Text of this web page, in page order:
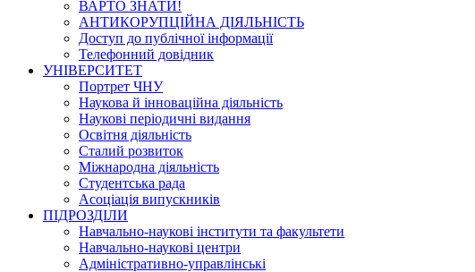
ВАРТО ЗНАТИ!
АНТИКОРУПЦІЙНА ДІЯЛЬНІСТЬ
Доступ до публічної інформації
Телефонний довідник
УНІВЕРСИТЕТ
Портрет ЧНУ
Наукова й інноваційна діяльність
Наукові періодичні видання
Освітня діяльність
Сталий розвиток
Міжнародна діяльність
Студентська рада
Асоціація випускників
ПІДРОЗДІЛИ
Навчально-наукові інститути та факультети
Навчально-наукові центри
Адміністративно-управлінські